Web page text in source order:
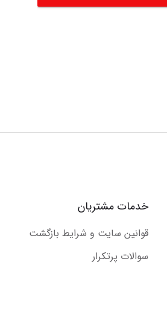
خدمات مشتریان
قوانین سایت و شرایط بازگشت
سوالات پرتکرار